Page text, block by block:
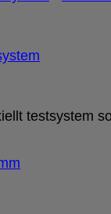
testsystem